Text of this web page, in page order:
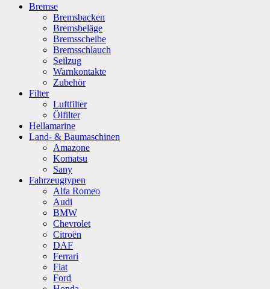
Bremse
Bremsbacken
Bremsbeläge
Bremsscheibe
Bremsschlauch
Seilzug
Warnkontakte
Zubehör
Filter
Luftfilter
Ölfilter
Hellamarine
Land- & Baumaschinen
Amazone
Komatsu
Sany
Fahrzeugtypen
Alfa Romeo
Audi
BMW
Chevrolet
Citroën
DAF
Ferrari
Fiat
Ford